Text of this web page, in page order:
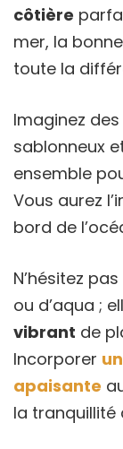
côtière
mer, la bonne
toute la
Imaginez
sablonneux
ensemble
Vous aurez
bord de
N’hésitez
ou d’aqua ;
vibrant de
Incorporer
apaisante
la tranquillité